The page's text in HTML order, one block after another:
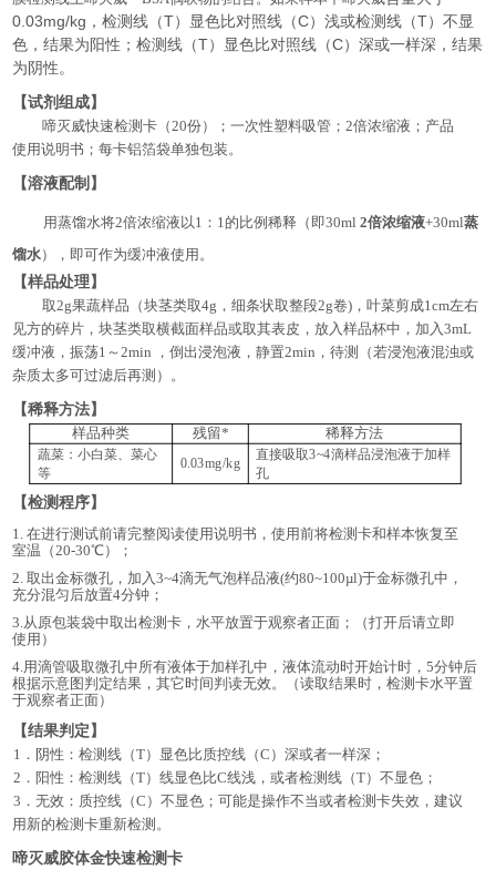
0.03mg/kg，检测线（T）显色比对照线（C）浅或检测线（T）不显
色，结果为阳性；检测线（T）显色比对照线（C）深或一样深，结果
为阴性。
【试剂组成】
啼灭威快速检测卡（20份）；一次性塑料吸管；2倍浓缩液；产品
使用说明书；每卡铝箔袋单独包装。
【溶液配制】
用蒸馏水将2倍浓缩液以1：1的比例稀释（即30ml 2倍浓缩液+30ml蒸
馏水），即可作为缓冲液使用。
【样品处理】
取2g果蔬样品（块茎类取4g，细条状取整段2g卷)，叶菜剪成1cm左右
见方的碎片，块茎类取横截面样品或取其表皮，放入样品杯中，加入3mL
缓冲液，振荡1～2min ，倒出浸泡液，静置2min，待测（若浸泡液混浊或
杂质太多可过滤后再测）。
【稀释方法】
样品种类 残留*
稀释方法
蔬菜：小白菜、菜心
等
0.03mg/kg
直接吸取3~4滴样品浸泡液于加样
孔
【检测程序】
1.在进行测试前请完整阅读使用说明书，使用前将检测卡和样本恢复至
室温（20-30℃）；
2. 取出金标微孔，加入3~4滴无气泡样品液(约80~100µl)于金标微孔中，
充分混匀后放置4分钟；
3.从原包装袋中取出检测卡，水平放置于观察者正面；（打开后请立即
使用）
4.用滴管吸取微孔中所有液体于加样孔中，液体流动时开始计时，5分钟后
根据示意图判定结果，其它时间判读无效。
（读取结果时，检测卡水平置
于观察者正面）
【结果判定 】
1． 阴性：检测线（T）显色比质控线（C）深或者一样深；
2． 阳性：检测线（T）线显色比C线浅，或者检测线（T）不显色；
3．无效：质控线（C）不显色；可能是操作不当或者检测卡失效，建议
用新的检测卡重新检测。
啼灭威胶体金快速检测卡